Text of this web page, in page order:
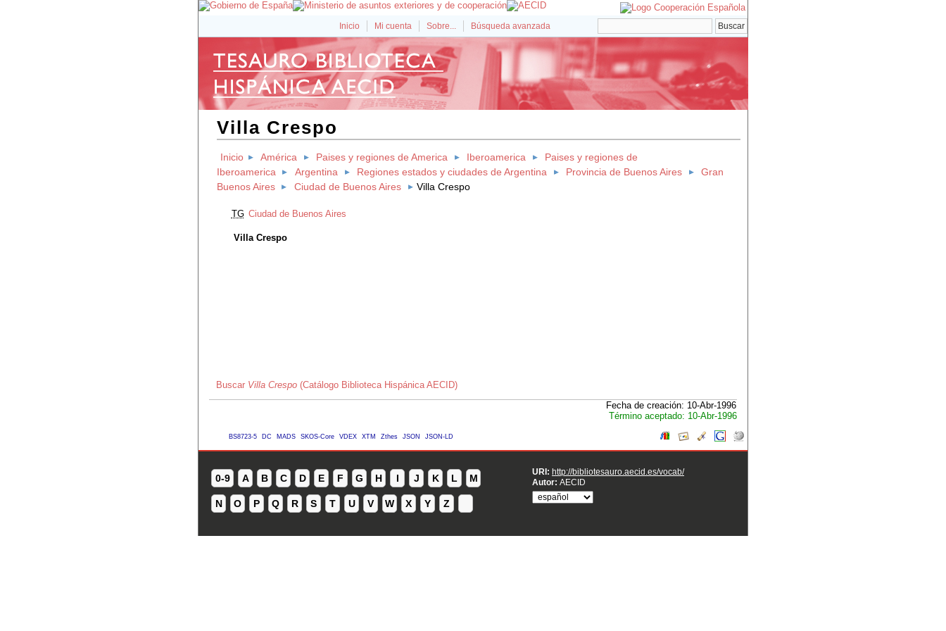
Inicio Mi cuenta Sobre... Búsqueda avanzada
Villa Crespo
Inicio América Paises y regiones de America Iberoamerica
Paises y regiones de
Iberoamerica
Argentina Regiones estados y ciudades de Argentina Provincia de Buenos Aires
Gran
Buenos Aires
Ciudad de Buenos Aires Villa Crespo
TG Ciudad de Buenos Aires
Villa Crespo
Buscar Villa Crespo (Catálogo Biblioteca Hispánica AECID)
Fecha de creación: 10-Abr-1996
Término aceptado: 10-Abr-1996
BS8723-5 DC MADS SKOS-Core VDEX XTM Zthes JSON JSON-LD
0-9 A B C D E F G H I J K L M
N O P Q R S T U V W X Y Z
URI: http://bibliotesauro.aecid.es/vocab/
Autor: AECID